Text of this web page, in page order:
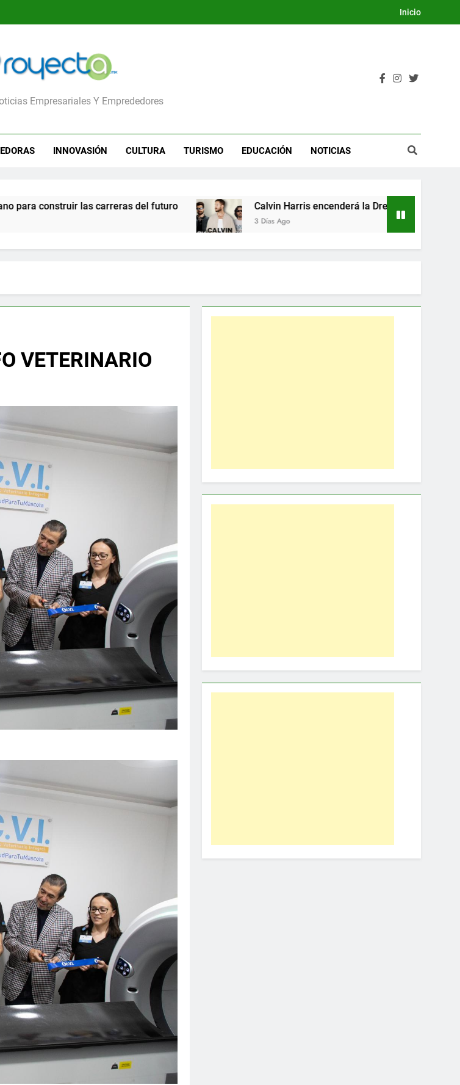
Inicio
Empresariales Y Emprededores
INNOVASIÓN CULTURA TURISMO EDUCACIÓN NOTICIAS
carreras del futuro Calvin Harris encenderá la Dream Night del Festival Internacional
3 Días Ago
VETERINARIO